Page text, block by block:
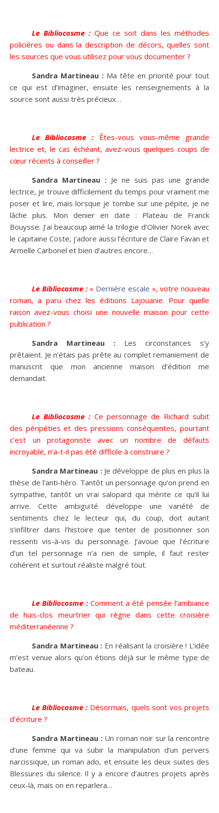
Le Bibliocosme : Que ce soit dans les méthodes
policières ou dans la description de décors, quelles sont
les sources que vous utilisez pour vous documenter ?
Sandra Martineau : Ma tête en priorité pour tout
ce qui est d’imaginer, ensuite les renseignements à la
source sont aussi très précieux…
Le Bibliocosme : Êtes-vous vous-même grande
lectrice et, le cas échéant, avez-vous quelques coups de
cœur récents à conseiller ?
Sandra Martineau : Je ne suis pas une grande
lectrice, je trouve difficilement du temps pour vraiment me
poser et lire, mais lorsque je tombe sur une pépite, je ne
lâche plus. Mon denier en date : Plateau de Franck
Bouysse. J’ai beaucoup aimé la trilogie d’Olivier Norek avec
le capitaine Coste, j’adore aussi l’écriture de Claire Favan et
Armelle Carbonel et bien d’autres encore…
Le Bibliocosme : « Dernière escale », votre nouveau
roman, a paru chez les éditions Lajouanie. Pour quelle
raison avez-vous choisi une nouvelle maison pour cette
publication ?
Sandra Martineau : Les circonstances s’y
prêtaient. Je n’étais pas prête au complet remaniement de
manuscrit que mon ancienne maison d’édition me
demandait.
Le Bibliocosme : Ce personnage de Richard subit
des péripéties et des pressions conséquentes, pourtant
c’est un protagoniste avec un nombre de défauts
incroyable, n’a-t-il pas été difficile à construire ?
Sandra Martineau : Je développe de plus en plus la
thèse de l’anti-héro. Tantôt un personnage qu’on prend en
sympathie, tantôt un vrai salopard qui mérite ce qu’il lui
arrive. Cette ambiguïté développe une variété de
sentiments chez le lecteur qui, du coup, doit autant
s’infiltrer dans l’histoire que tenter de positionner son
ressenti vis-à-vis du personnage. J’avoue que l’écriture
d’un tel personnage n’a rien de simple, il faut rester
cohérent et surtout réaliste malgré tout.
Le Bibliocosme : Comment a été pensée l’ambiance
de huis-clos meurtrier qui règne dans cette croisière
méditerranéenne ?
Sandra Martineau : En réalisant la croisière ! L’idée
m’est venue alors qu’on étions déjà sur le même type de
bateau.
Le Bibliocosme : Désormais, quels sont vos projets
d’écriture ?
Sandra Martineau : Un roman noir sur la rencontre
d’une femme qui va subir la manipulation d’un pervers
narcissique, un roman ado, et ensuite les deux suites des
Blessures du silence. Il y a encore d’autres projets après
ceux-là, mais on en reparlera…